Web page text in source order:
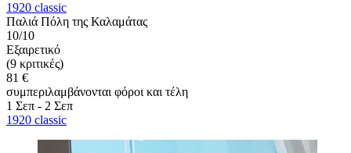
1920 classic
Παλιά Πόλη της Καλαμάτας
10/10
Εξαιρετικό
(9 κριτικές)
81 €
συμπεριλαμβάνονται φόροι και τέλη
1 Σεπ - 2 Σεπ
1920 classic